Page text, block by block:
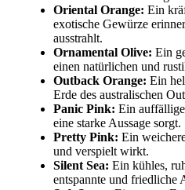
Oriental Orange: Ein
exotische Gewürze
ausstrahlt.
Ornamental Olive: Ein
einen natürlichen und
Outback Orange: Ein
Erde des australischen
Panic Pink: Ein
eine starke Aussage sorgt.
Pretty Pink: Ein
und verspielt wirkt.
Silent Sea: Ein kühles,
entspannte und friedliche